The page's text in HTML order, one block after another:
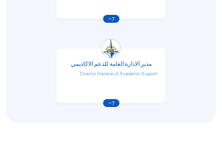
7
مدير الادارة العامة للدعم الاكاديمي
Director General of Academic Support
7